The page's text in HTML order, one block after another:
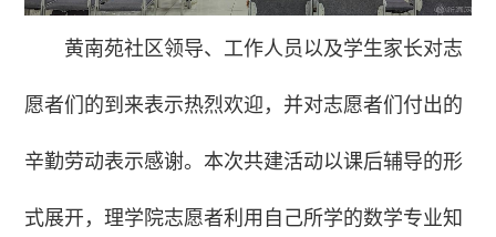
黄南苑社区领导、工作人员以及学生家长对志
愿者们的到来表示热烈欢迎，并对志愿者们付出的
辛勤劳动表示感谢。本次共建活动以课后辅导的形
式展开，理学院志愿者利用自己所学的数学专业知